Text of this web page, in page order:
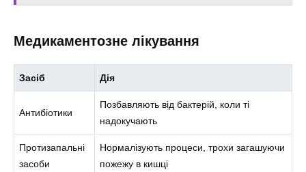
Медикаментозне лікування
Засіб Дія
Антибіотики
Позбавляють від бактерій, коли ті
надокучають
Протизапальні
засоби
Нормалізують процеси, трохи загашуючи
пожежу в кишці